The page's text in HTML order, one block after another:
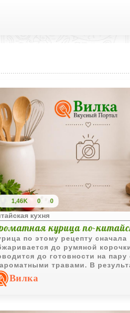
1,46K 0 0
кухня
курица по-
по этому рецепту сначала
до румяной
до готовности на пару
травами. В
насыщенное блюдо с
вкусом и густым
Вилка